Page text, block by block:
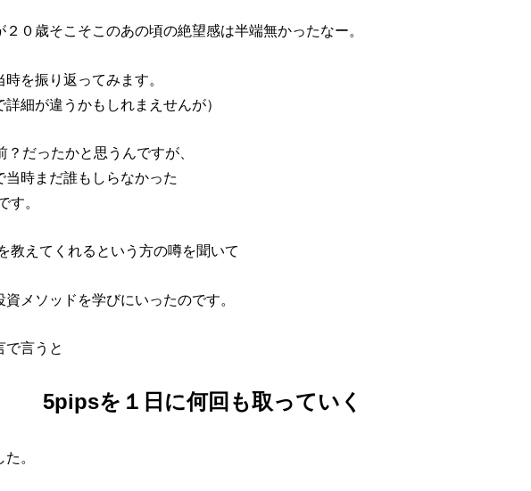
０歳そこそこのあの頃の絶望感は半端無かったなー。
を振り返ってみます。
詳細が違うかもしれまえせんが）
だったかと思うんですが、
当時まだ誰もしらなかった
す。
教えてくれるという方の噂を聞いて
メソッドを学びにいったのです。
で言うと
5pipsを１日に何回も取っていく
。